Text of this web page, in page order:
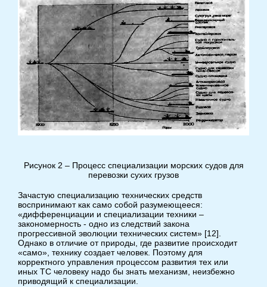
Рисунок 2 – Процесс специализации морских судов для
перевозки сухих грузов
Зачастую специализацию технических средств
воспринимают как само собой разумеющееся:
«дифференциации и специализации техники –
закономерность - одно из следствий закона
прогрессивной эволюции технических систем» [12].
Однако в отличие от природы, где развитие происходит
«само», технику создает человек. Поэтому для
корректного управления процессом развития тех или
иных ТС человеку надо бы знать механизм, неизбежно
приводящий к специализации.